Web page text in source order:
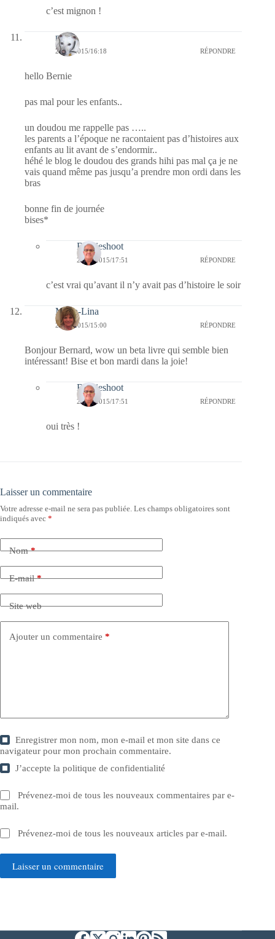
c’est mignon !
nays
29/09/2015/16:18 RÉPONDRE
hello Bernie
pas mal pour les enfants..
un doudou me rappelle pas …..
les parents a l’époque ne racontaient pas d’histoires aux
enfants au lit avant de s’endormir..
héhé le blog le doudou des grands hihi pas mal ça je ne
vais quand même pas jusqu’a prendre mon ordi dans les
bras
bonne fin de journée
bises*
Bernieshoot
29/09/2015/17:51 RÉPONDRE
c’est vrai qu’avant il n’y avait pas d’histoire le soir
Maria-Lina
29/09/2015/15:00 RÉPONDRE
Bonjour Bernard, wow un beta livre qui semble bien
intéressant! Bise et bon mardi dans la joie!
Bernieshoot
29/09/2015/17:51 RÉPONDRE
oui très !
Laisser un commentaire
Votre adresse e-mail ne sera pas publiée. Les champs obligatoires sont
indiqués avec *
Nom*
E-mail*
Site web
Ajouter un commentaire *
Enregistrer mon nom, mon e-mail et mon site dans ce
navigateur pour mon prochain commentaire.
J’accepte lapolitique de confidentialité
Prévenez-moi de tous les nouveaux commentaires par e-
mail.
Prévenez-moi de tous les nouveaux articles par e-mail.
Laisser un commentaire